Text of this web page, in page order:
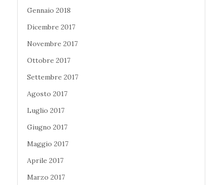
Gennaio 2018
Dicembre 2017
Novembre 2017
Ottobre 2017
Settembre 2017
Agosto 2017
Luglio 2017
Giugno 2017
Maggio 2017
Aprile 2017
Marzo 2017